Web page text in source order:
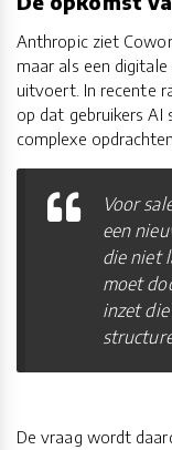
Anthropic ziet
maar als een
uitvoert. In recente
op dat gebruikers
complexe opdrachten.
Voor
een
die niet
moet
inzet
De vraag wordt